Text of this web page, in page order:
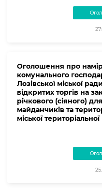
Оголошення про
комунального
Лозівської міської
відкритих торгів на
річкового (сіяного)
майданчиків та
міської